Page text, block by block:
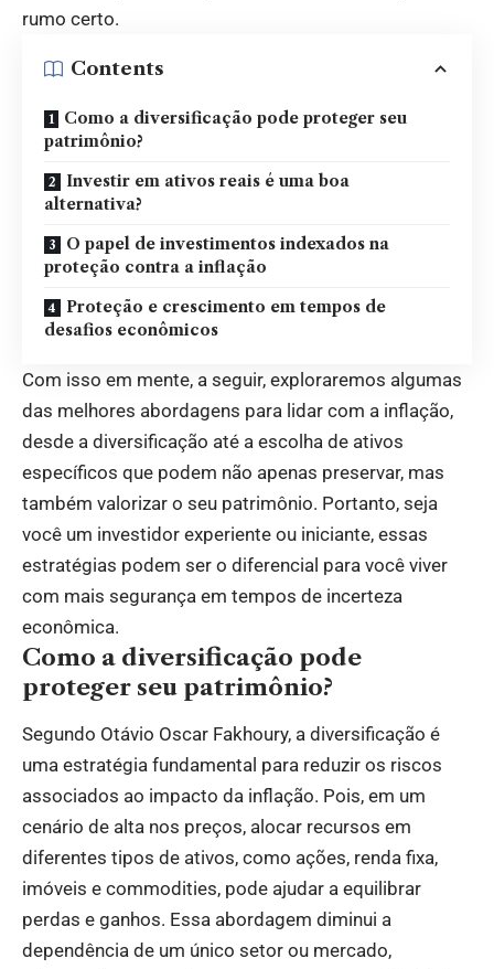
rumo certo.
Contents
Como a diversificação pode proteger seu
patrimônio?
Investir em ativos reais é uma boa
alternativa?
O papel de investimentos indexados na
proteção contra a inflação
Proteção e crescimento em tempos de
desafios econômicos
Com isso em mente, a seguir, exploraremos algumas
das melhores abordagens para lidar com a inflação,
desde a diversificação até a escolha de ativos
específicos que podem não apenas preservar, mas
também valorizar o seu patrimônio. Portanto, seja
você um investidor experiente ou iniciante, essas
estratégias podem ser o diferencial para você viver
com mais segurança em tempos de incerteza
econômica.
Como a diversificação pode
proteger seu patrimônio?
Segundo Otávio Oscar Fakhoury, a diversificação é
uma estratégia fundamental para reduzir os riscos
associados ao impacto da inflação. Pois, em um
cenário de alta nos preços, alocar recursos em
diferentes tipos de ativos, como ações, renda fixa,
imóveis e commodities, pode ajudar a equilibrar
perdas e ganhos. Essa abordagem diminui a
dependência de um único setor ou mercado,